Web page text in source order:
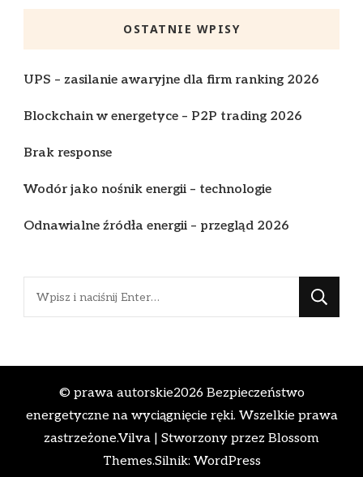
OSTATNIE WPISY
UPS – zasilanie awaryjne dla firm ranking 2026
Blockchain w energetyce – P2P trading 2026
Brak response
Wodór jako nośnik energii – technologie
Odnawialne źródła energii – przegląd 2026
Szukasz
czegoś?
© prawa autorskie2026 Bezpieczeństwo
energetyczne na wyciągnięcie ręki. Wszelkie prawa
zastrzeżone.Vilva | Stworzony przez Blossom
Themes.Silnik: WordPress